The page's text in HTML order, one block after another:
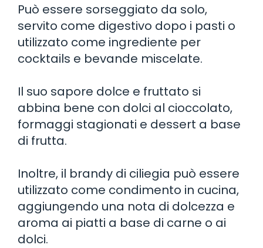
Può essere sorseggiato da solo,
servito come digestivo dopo i pasti o
utilizzato come ingrediente per
cocktails e bevande miscelate.
Il suo sapore dolce e fruttato si
abbina bene con dolci al cioccolato,
formaggi stagionati e dessert a base
di frutta.
Inoltre, il brandy di ciliegia può essere
utilizzato come condimento in cucina,
aggiungendo una nota di dolcezza e
aroma ai piatti a base di carne o ai
dolci.